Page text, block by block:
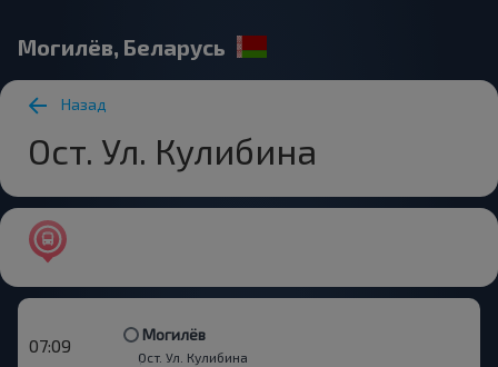
Могилёв, Беларусь
Назад
Ост. Ул. Кулибина
07:09
Могилёв
Ост. Ул. Кулибина